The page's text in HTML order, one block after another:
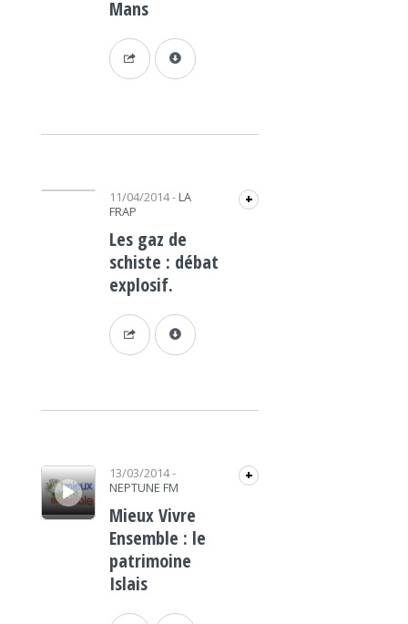
Mans
Lecteur audio 11/04/2014- LA
FRAP
+
Les gaz de
schiste : débat
explosif.
Lecteur audio 13/03/2014-
NEPTUNE FM
+
Mieux Vivre
Ensemble : le
patrimoine
Islais